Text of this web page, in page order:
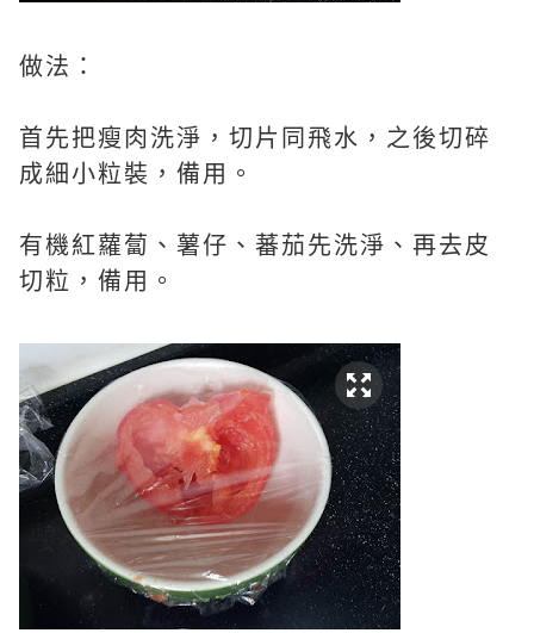
做法：
首先把瘦肉洗淨，切片同飛水，之後切碎
成細小粒裝，備用。
有機紅蘿蔔、薯仔、蕃茄先洗淨、再去皮
切粒，備用。